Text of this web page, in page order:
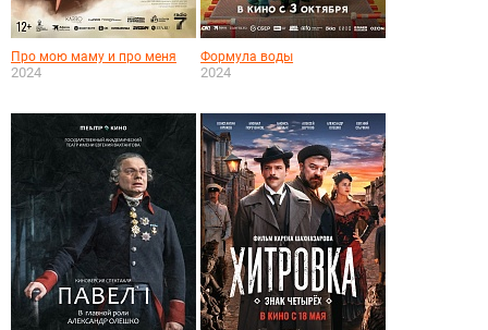
Про мою маму и про меня
2024
Формула воды
2024